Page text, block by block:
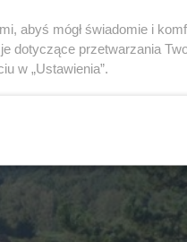
bo zgodnie z
posesji. Inwestorzy
liczą też, że uda się
abyś mógł świadomie i
dotyczące przetwarzania
w „Ustawienia”.